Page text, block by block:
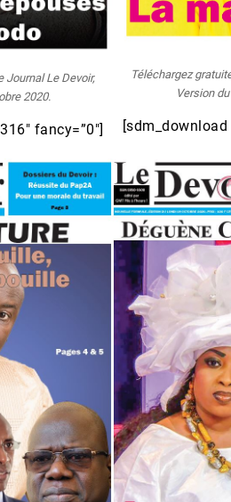
Journal Le Devoir,
2020.
fancy=”0″]
Téléchargez
Version
[sdm_download